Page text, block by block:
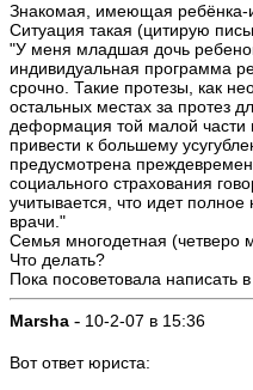
Знакомая, имеющая ребёнка-
Ситуация такая (цитирую
"У меня младшая дочь
индивидуальная программа
срочно. Такие протезы, как
остальных местах за протез
деформация той малой части
привести к большему
предусмотрена
социального страхования
учитывается, что идет
врачи."
Семья многодетная (четверо
Что делать?
Пока посоветовала написать
Marsha - 10-2-07 в 15:36
Вот ответ юриста: